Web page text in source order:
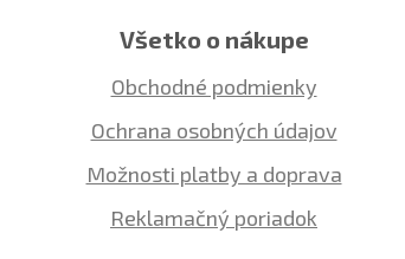
Všetko o nákupe
Obchodné podmienky
Ochrana osobných údajov
Možnosti platby a doprava
Reklamačný poriadok